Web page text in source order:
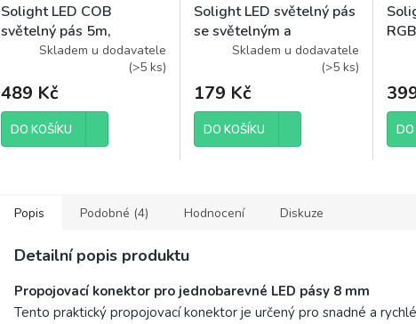
Solight LED COB
světelný pás 5m,
10W/m, 1000lm/m,
CRi90, IP44, teplá bílá
Skladem u dodavatele
(>5 ks)
489 Kč
DO KOŠÍKU
Solight LED světelný pás
se světelným a
pohybovým senzorem,
Skladem u dodavatele
(>5 ks)
179 Kč
DO KOŠÍKU
IP20
DO
Popis Podobné (4) Hodnocení Diskuze
Detailní popis produktu
Propojovací konektor pro jednobarevné LED pásy 8 mm
Tento praktický propojovací konektor je určený pro snadné a